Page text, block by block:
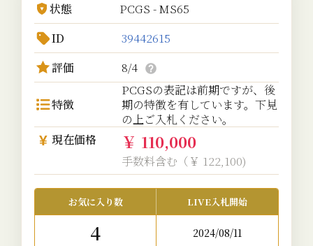
状態
PCGS - MS65
ID
39442615
評価
8/4
特徴
PCGSの表記は前期ですが、後
期の特徴を有しています。下見
の上ご入札ください。
現在価格
￥ 110,000
手数料含む（￥ 122,100)
お気に入り数
4
LIVE入札開始
2024/08/11